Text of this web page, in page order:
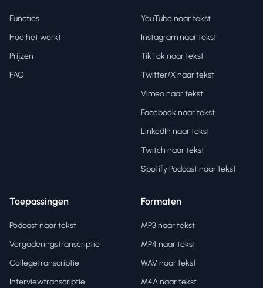
Functies
Hoe het werkt
Prijzen
FAQ
YouTube naar tekst
Instagram naar tekst
TikTok naar tekst
Twitter/X naar tekst
Vimeo naar tekst
Facebook naar tekst
LinkedIn naar tekst
Twitch naar tekst
Spotify Podcast naar tekst
Toepassingen
Podcast naar tekst
Vergaderingstranscriptie
Collegetranscriptie
Interviewtranscriptie
Formaten
MP3 naar tekst
MP4 naar tekst
WAV naar tekst
M4A naar tekst